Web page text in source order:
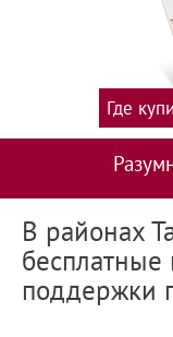
Где
В районах
поддержки